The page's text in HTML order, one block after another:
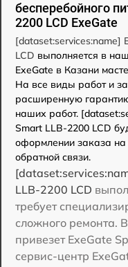
бесперебойного
2200 LCD ExeGate
[dataset:services:name]
LCD выполняется в
ExeGate в Казани
На все виды работ и
расширенную
наших работ.
Smart LLB-2200 LCD
оформлении заказа
обратной связи.
LLB-2200 LCD
требует
сложного ремонта.
привезет ExeGate
сервис-центр